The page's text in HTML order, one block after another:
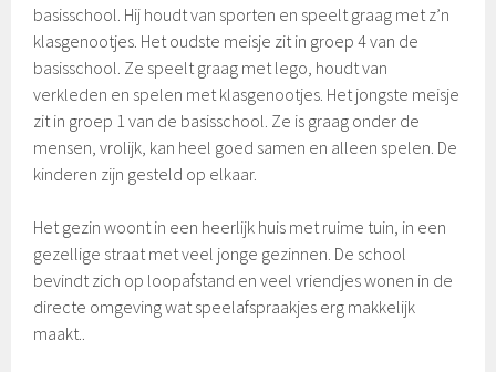
basisschool. Hij houdt van sporten en speelt graag met z’n
klasgenootjes. Het oudste meisje zit in groep 4 van de
basisschool. Ze speelt graag met lego, houdt van
verkleden en spelen met klasgenootjes. Het jongste meisje
zit in groep 1 van de basisschool. Ze is graag onder de
mensen, vrolijk, kan heel goed samen en alleen spelen. De
kinderen zijn gesteld op elkaar.
Het gezin woont in een heerlijk huis met ruime tuin, in een
gezellige straat met veel jonge gezinnen. De school
bevindt zich op loopafstand en veel vriendjes wonen in de
directe omgeving wat speelafspraakjes erg makkelijk
maakt..